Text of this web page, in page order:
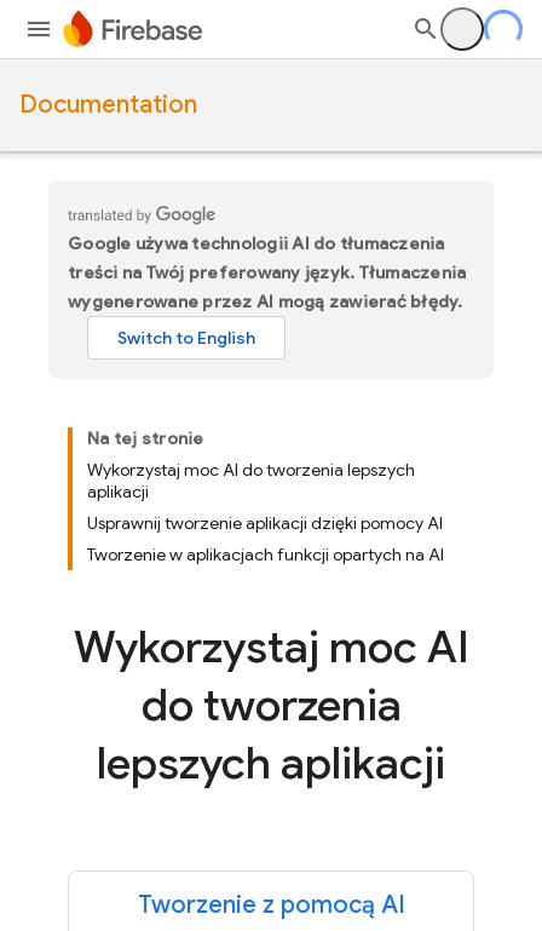
Documentation
Google używa technologii AI do tłumaczenia
treści na Twój preferowany język. Tłumaczenia
wygenerowane przez AI mogą zawierać błędy.
Na tej stronie
Wykorzystaj moc AI do tworzenia lepszych
aplikacji
Usprawnij tworzenie aplikacji dzięki pomocy AI
Tworzenie w aplikacjach funkcji opartych na AI
Wykorzystaj moc AI
do tworzenia
lepszych aplikacji
Tworzenie z pomocą AI